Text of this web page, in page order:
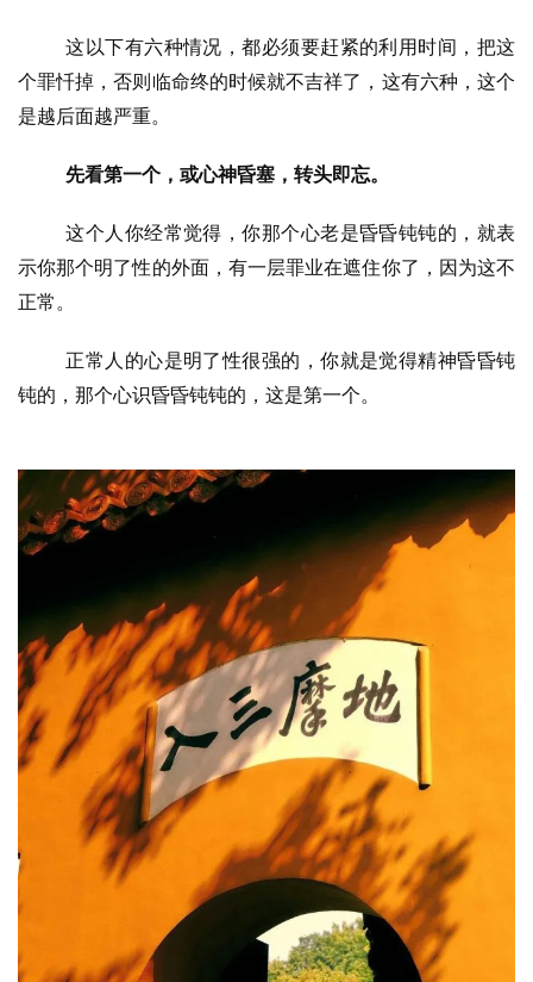
这以下有六种情况，都必须要赶紧的利用时间，把这
个罪忏掉，否则临命终的时候就不吉祥了，这有六种，这个
是越后面越严重。
先看第一个，或心神昏塞，转头即忘。
这个人你经常觉得，你那个心老是昏昏钝钝的，就表
示你那个明了性的外面，有一层罪业在遮住你了，因为这不
正常。
正常人的心是明了性很强的，你就是觉得精神昏昏钝
钝的，那个心识昏昏钝钝的，这是第一个。